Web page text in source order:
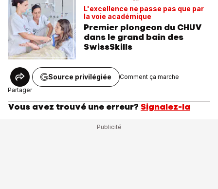
L'excellence ne passe pas que par
la voie académique
Premier plongeon du CHUV
dans le grand bain des
SwissSkills
Partager
Source privilégiée Comment ça marche
Vous avez trouvé une erreur? Signalez-la